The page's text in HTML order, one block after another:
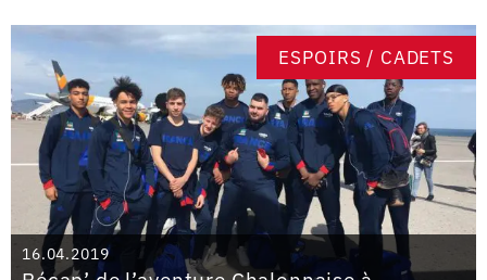
ESPOIRS / CADETS
16.04.2019